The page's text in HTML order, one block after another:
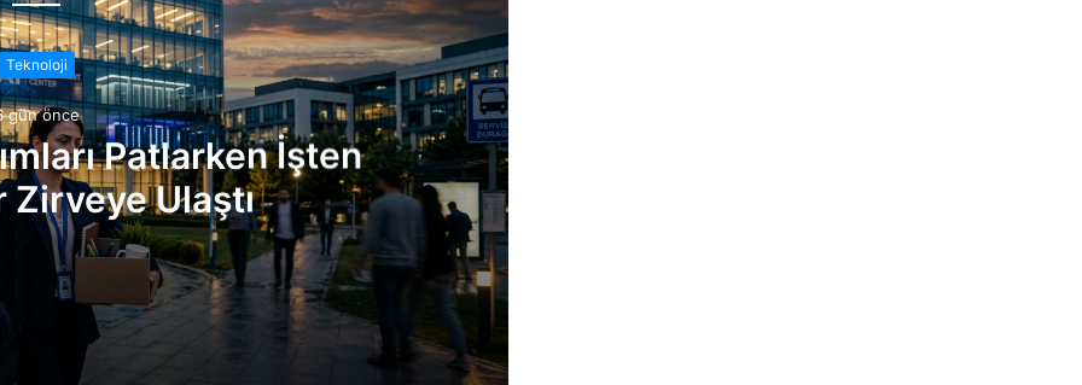
Teknoloji
gün önce
Patlarken İşten
Zirveye Ulaştı
Zirveye Ulaştı